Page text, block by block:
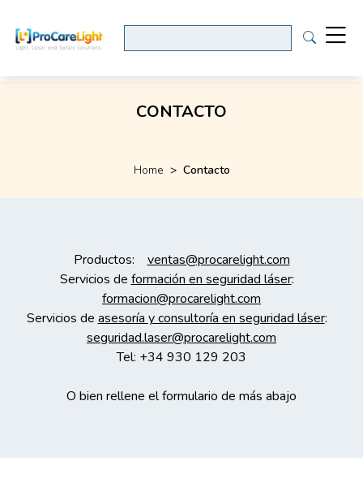
CONTACTO
Home > Contacto
Productos: ventas@procarelight.com
Servicios de formación en seguridad láser:
formacion@procarelight.com
Servicios de asesoría y consultoría en seguridad láser:
seguridad.laser@procarelight.com
Tel: +34 930 129 203
O bien rellene el formulario de más abajo